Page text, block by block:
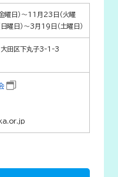
日）～11月23日（火曜
曜日）～3月19日（土曜日）
田区下丸子3-1-3